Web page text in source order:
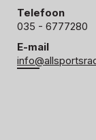
Telefoon
035 - 6777280
E-mail